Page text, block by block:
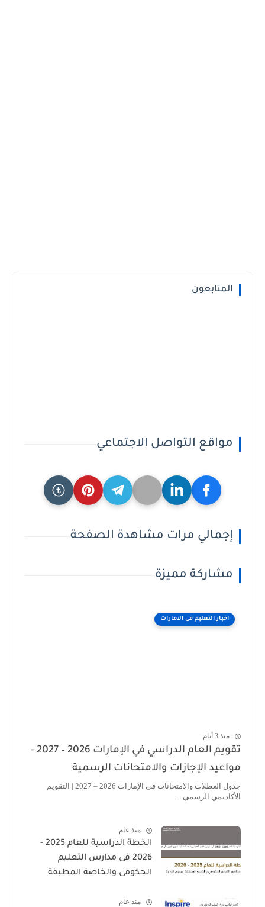
المتابعون
مواقع التواصل الاجتماعي
إجمالي مرات مشاهدة الصفحة
مشاركة مميزة
اخبار التعليم فى الامارات
منذ 3 أيام
تقويم العام الدراسي في الإمارات 2026 – 2027 -
مواعيد الإجازات والامتحانات الرسمية
جدول العطلات والامتحانات في الإمارات 2026 – 2027 | التقويم
الأكاديمي الرسمي -
منذ عام
الخطة الدراسية للعام 2025 -
2026 فى مدارس التعليم
الحكومى والخاصة المطبقة
منذ عام